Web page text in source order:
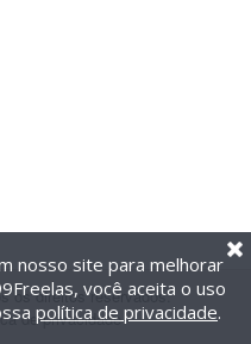
os direitos reservados.
de privacidade
nosso site para melhorar
você aceita o uso
política de privacidade.